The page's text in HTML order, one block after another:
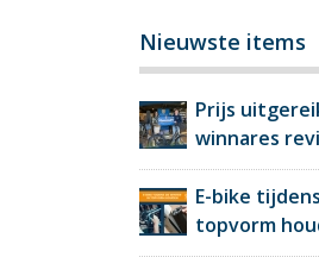
Nieuwste items
Prijs
winnares
E-bike
topvorm